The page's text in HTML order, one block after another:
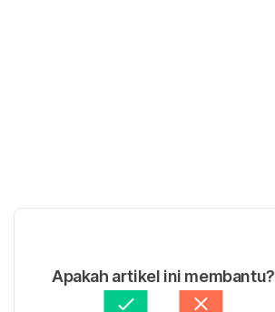
Apakah artikel ini membantu?